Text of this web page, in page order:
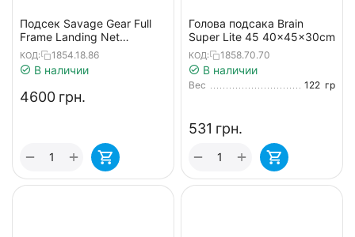
Подсек Savage Gear Full
Frame Landing Net
Telescopic XL (85x70cm)
120-200cm
КОД: 1854.18.86
В наличии
‍4600‍ грн.
+
−
Голова подсака Brain
Super Lite 45 40x45x30cm
КОД: 1858.70.70
В наличии
Вес 122 гр
‍531‍ грн.
+
−